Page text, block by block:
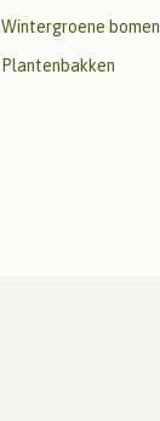
Wintergroene bomen
Plantenbakken